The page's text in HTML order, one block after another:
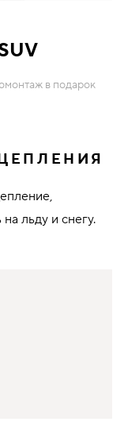
в подарок
льду и снегу.